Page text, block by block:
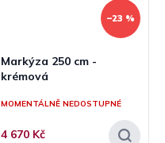
–23 %
Markýza 250 cm -
krémová
MOMENTÁLNĚ NEDOSTUPNÉ
4 670 Kč